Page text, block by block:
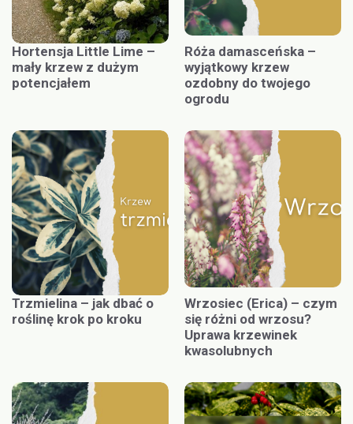
Hortensja Little Lime –
mały krzew z dużym
potencjałem
Róża damasceńska –
wyjątkowy krzew
ozdobny do twojego
ogrodu
Trzmielina – jak dbać o
roślinę krok po kroku
Wrzosiec (Erica) – czym
się różni od wrzosu?
Uprawa krzewinek
kwasolubnych